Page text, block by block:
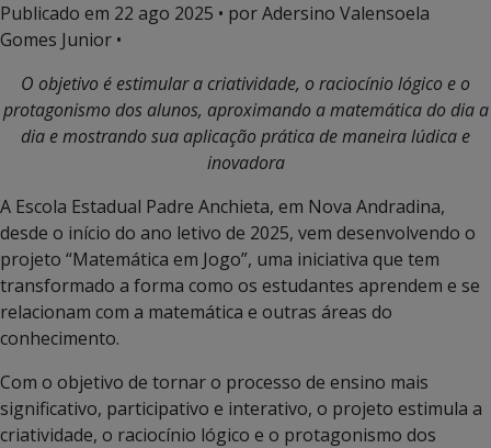
Publicado em 22 ago 2025 • por Adersino Valensoela
Gomes Junior •
O objetivo é estimular a criatividade, o raciocínio lógico e o
protagonismo dos alunos, aproximando a matemática do dia a
dia e mostrando sua aplicação prática de maneira lúdica e
inovadora
A Escola Estadual Padre Anchieta, em Nova Andradina,
desde o início do ano letivo de 2025, vem desenvolvendo o
projeto “Matemática em Jogo”, uma iniciativa que tem
transformado a forma como os estudantes aprendem e se
relacionam com a matemática e outras áreas do
conhecimento.
Com o objetivo de tornar o processo de ensino mais
significativo, participativo e interativo, o projeto estimula a
criatividade, o raciocínio lógico e o protagonismo dos